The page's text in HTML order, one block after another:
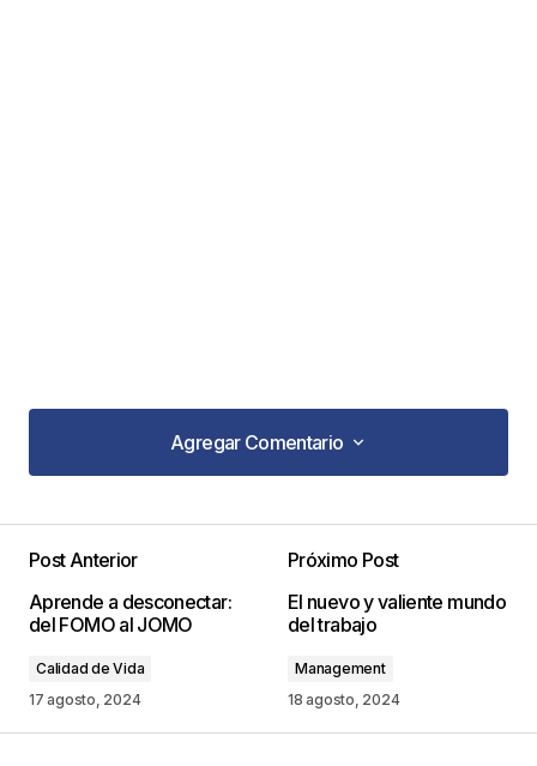
Agregar Comentario
Agregar Comentario
publicada. Los campos obligatorios están
marcados con
Comentario
Post Anterior
Aprende a desconectar:
del FOMO al JOMO
Calidad de Vida
17 agosto, 2024
Próximo Post
El nuevo y valiente mundo
del trabajo
Management
18 agosto, 2024